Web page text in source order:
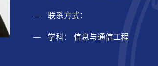
联系方式：
学科： 信息与通信工程